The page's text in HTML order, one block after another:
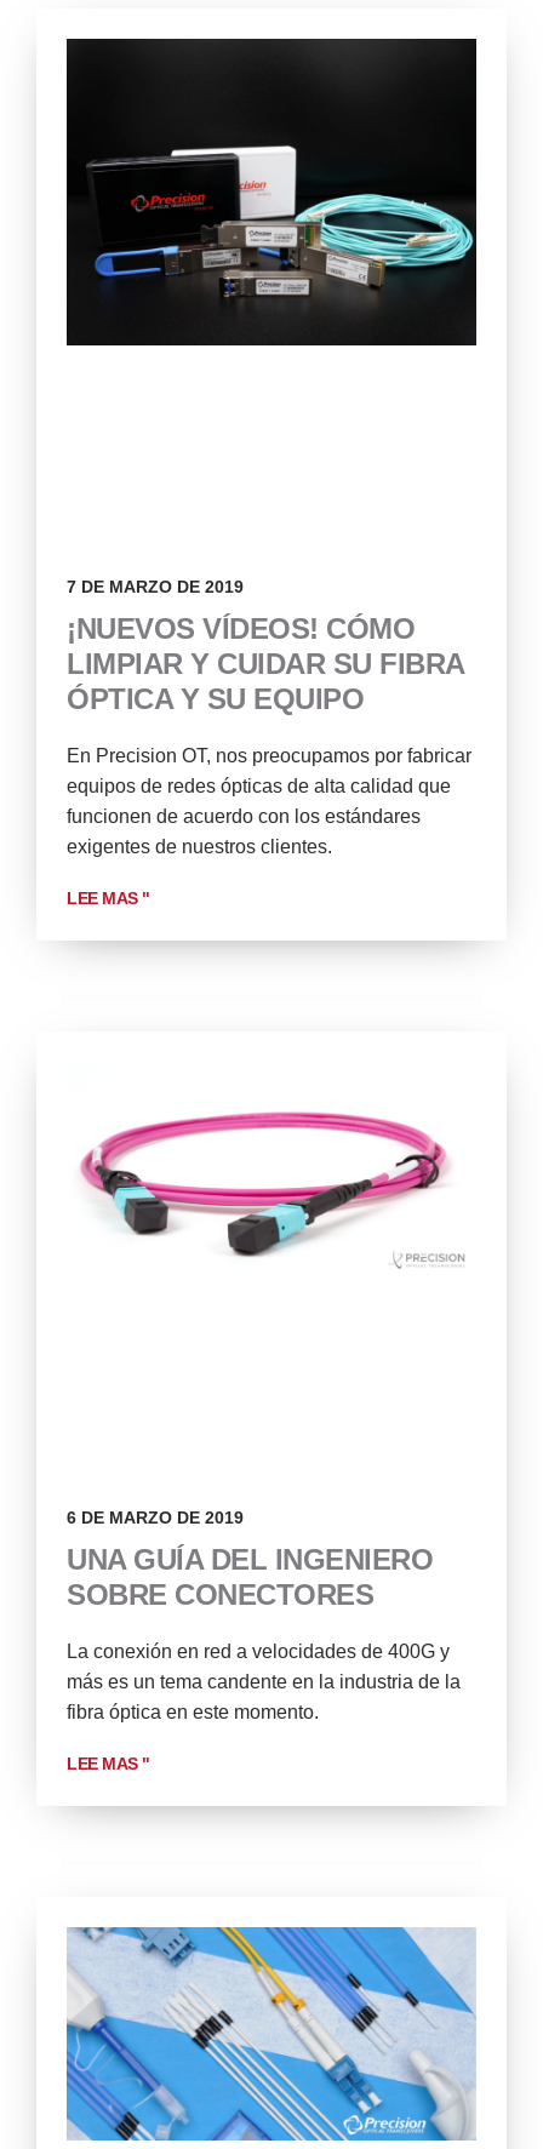
¡NUEVOS VÍDEOS! CÓMO
LIMPIAR Y CUIDAR SU FIBRA
ÓPTICA Y SU EQUIPO
7 DE MARZO DE 2019
En Precision OT, nos preocupamos por fabricar
equipos de redes ópticas de alta calidad que
funcionen de acuerdo con los estándares
exigentes de nuestros clientes.
LEE MAS "
UNA GUÍA DEL INGENIERO
SOBRE CONECTORES
6 DE MARZO DE 2019
La conexión en red a velocidades de 400G y
más es un tema candente en la industria de la
fibra óptica en este momento.
LEE MAS "